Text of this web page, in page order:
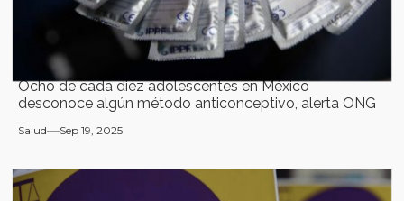
Ocho de cada diez adolescentes en México
desconoce algún método anticonceptivo, alerta ONG
Salud Sep 19, 2025